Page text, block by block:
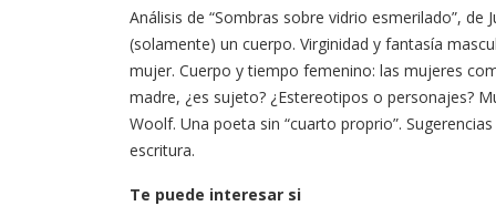
Análisis de “Sombras sobre vidrio esmerilado”, de
(solamente) un cuerpo. Virginidad y fantasía
mujer. Cuerpo y tiempo femenino: las mujeres
madre, ¿es sujeto? ¿Estereotipos o personajes?
Woolf. Una poeta sin “cuarto proprio”.
escritura.
Te puede interesar si